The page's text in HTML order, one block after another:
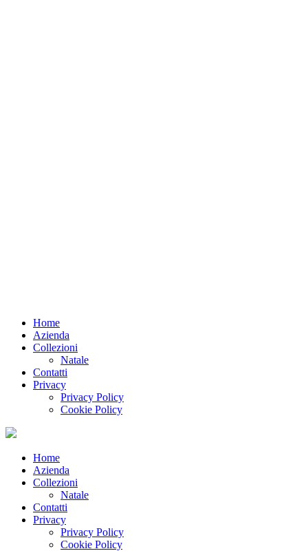
Home
Azienda
Collezioni
Natale
Contatti
Privacy
Privacy Policy
Cookie Policy
Home
Azienda
Collezioni
Natale
Contatti
Privacy
Privacy Policy
Cookie Policy